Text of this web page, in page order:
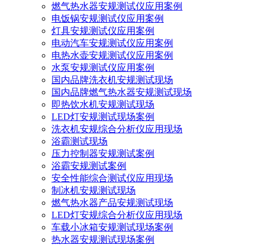
燃气热水器安规测试仪应用案例
电饭锅安规测试仪应用案例
灯具安规测试仪应用案例
电动汽车安规测试仪应用案例
电热水壶安规测试仪应用案例
水泵安规测试仪应用案例
国内品牌洗衣机安规测试现场
国内品牌燃气热水器安规测试现场
即热饮水机安规测试现场
LED灯安规测试现场案例
洗衣机安规综合分析仪应用现场
浴霸测试现场
压力控制器安规测试案例
浴霸安规测试案例
安全性能综合测试仪应用现场
制冰机安规测试现场
燃气热水器产品安规测试现场
LED灯安规综合分析仪应用现场
车载小冰箱安规测试现场案例
热水器安规测试现场案例